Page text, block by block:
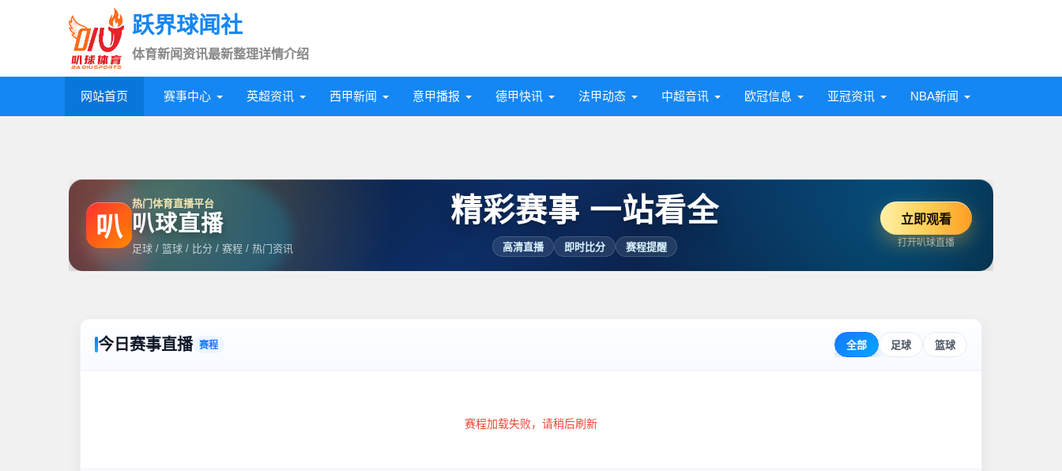
跃界球闻社
体育新闻资讯最新整理详情介绍
网站首页 赛事中心 英超资讯 西甲新闻 意甲播报 德甲快讯 法甲动态 中超音讯 欧冠信息 亚冠资讯 NBA新闻
叭
热门体育直播平台
叭球直播
足球 / 篮球 / 比分 / 赛程 / 热门资讯
精彩赛事 一站看全
高清直播 即时比分 赛程提醒
立即观看
打开叭球直播